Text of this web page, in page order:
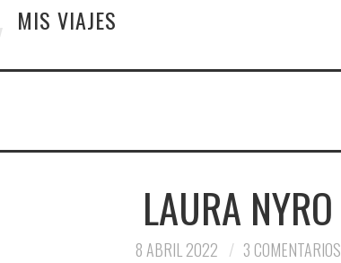
MIS VIAJES
LAURA NYRO
8 ABRIL 2022 3 COMENTARIOS